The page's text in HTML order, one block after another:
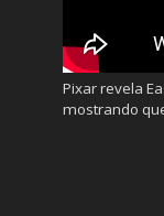
Pixar revela
mostrando